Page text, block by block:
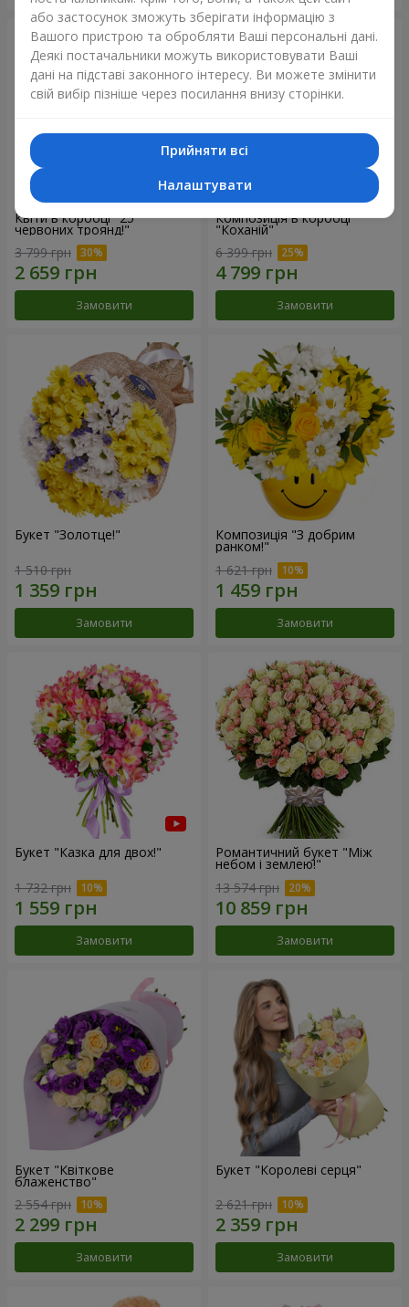
Квіти в коробці "25
червоних троянд!"
3 799 грн
Замовити
Композиція в коробці
"Коханій"
6 399 грн
Замовити
Букет "Золотце!"
1 510 грн
Замовити
Композиція "З добрим
ранком!"
1 621 грн
Замовити
Букет "Казка для двох!"
1 732 грн
Замовити
Романтичний букет "Між
небом і землею!"
13 574 грн
Замовити
Букет "Квіткове
блаженство"
2 554 грн
Замовити
Букет "Королеві серця"
2 621 грн
Замовити
або застосунок зможуть зберігати інформацію з
Вашого пристрою та обробляти Ваші персональні дані.
Деякі постачальники можуть використовувати Ваші
дані на підставі законного інтересу. Ви можете змінити
свій вибір пізніше через посилання внизу сторінки.
Прийняти всі
Налаштувати